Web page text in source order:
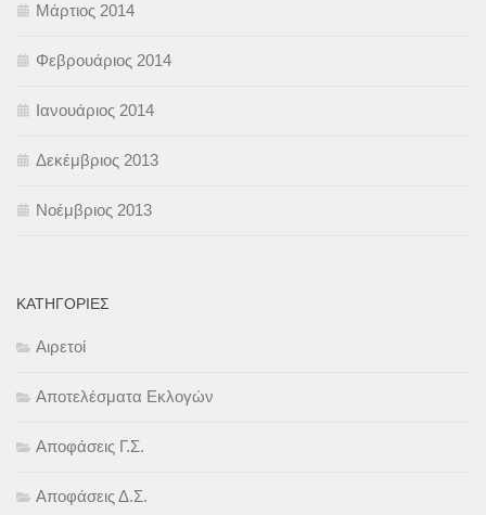
Μάρτιος 2014
Φεβρουάριος 2014
Ιανουάριος 2014
Δεκέμβριος 2013
Νοέμβριος 2013
KΑΤΗΓΟΡΊΕΣ
Αιρετοί
Αποτελέσματα Εκλογών
Αποφάσεις Γ.Σ.
Αποφάσεις Δ.Σ.